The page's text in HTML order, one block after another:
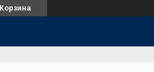
Корзина